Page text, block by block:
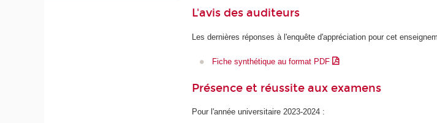
L'avis des auditeurs
Les dernières réponses à l'enquête d'appréciation pour cet
Fiche synthétique au format PDF
Présence et réussite aux examens
Pour l'année universitaire 2023-2024 :